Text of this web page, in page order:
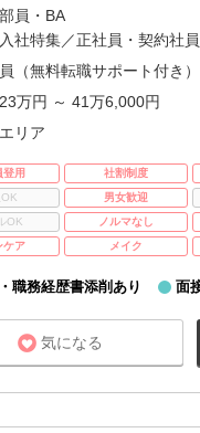
員・BA
入社特集／正社員・契約社
（無料転職サポート付き）
万円 ～ 41万6,000円
リア
登用 社割制度
男女歓迎
OK
ノルマなし
ケア
メイク
職務経歴書添削あり 面
気になる